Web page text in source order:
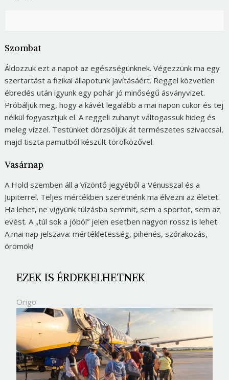
Szombat
Áldozzuk ezt a napot az egészségünknek. Végezzünk ma egy
szertartást a fizikai állapotunk javításáért. Reggel közvetlen
ébredés után igyunk egy pohár jó minőségű ásványvizet.
Próbáljuk meg, hogy a kávét legalább a mai napon cukor és tej
nélkül fogyasztjuk el. A reggeli zuhanyt váltogassuk hideg és
meleg vízzel. Testünket dörzsöljük át természetes szivaccsal,
majd tiszta pamutból készült törölközővel.
Vasárnap
A Hold szemben áll a Vízöntő jegyéből a Vénusszal és a
Jupiterrel. Teljes mértékben szeretnénk ma élvezni az életet.
Ha lehet, ne vigyünk túlzásba semmit, sem a sportot, sem az
evést. A „túl sok a jóból” jelen esetben nagyon rossz is lehet.
A mai nap jelszava: mértékletesség, pihenés, szórakozás,
örömök!
EZEK IS ÉRDEKELHETNEK
Origo